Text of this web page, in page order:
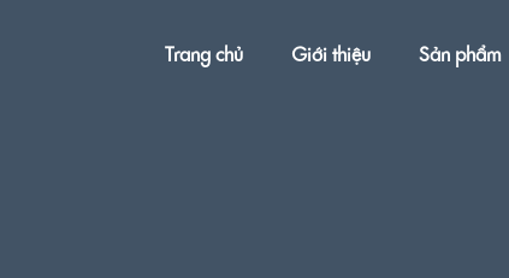
Trang chủ Giới thiệu Sản phẩm